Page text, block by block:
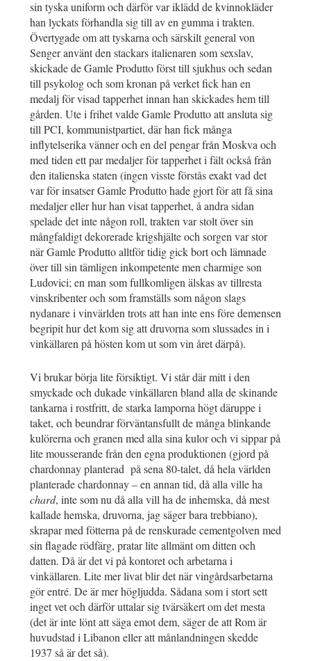
sin tyska uniform och därför var iklädd de kvinnokläder
han lyckats förhandla sig till av en gumma i trakten.
Övertygade om att tyskarna och särskilt general von
Senger använt den stackars italienaren som sexslav,
skickade de Gamle Produtto först till sjukhus och sedan
till psykolog och som kronan på verket fick han en
medalj för visad tapperhet innan han skickades hem till
gården. Ute i frihet valde Gamle Produtto att ansluta sig
till PCI, kommunistpartiet, där han fick många
inflytelserika vänner och en del pengar från Moskva och
med tiden ett par medaljer för tapperhet i fält också från
den italienska staten (ingen visste förstås exakt vad det
var för insatser Gamle Produtto hade gjort för att få sina
medaljer eller hur han visat tapperhet, å andra sidan
spelade det inte någon roll, trakten var stolt över sin
mångfaldigt dekorerade krigshjälte och sorgen var stor
när Gamle Produtto alltför tidig gick bort och lämnade
över till sin tämligen inkompetente men charmige son
Ludovici; en man som fullkomligen älskas av tillresta
vinskribenter och som framställs som någon slags
nydanare i vinvärlden trots att han inte ens före demensen
begripit hur det kom sig att druvorna som slussades in i
vinkällaren på hösten kom ut som vin året därpå).
Vi brukar börja lite försiktigt. Vi står där mitt i den
smyckade och dukade vinkällaren bland alla de skinande
tankarna i rostfritt, de starka lamporna högt däruppe i
taket, och beundrar förväntansfullt de många blinkande
kulörerna och granen med alla sina kulor och vi sippar på
lite mousserande från den egna produktionen (gjord på
chardonnay planterad på sena 80-talet, då hela världen
planterade chardonnay – en annan tid, då alla ville ha
chard, inte som nu då alla vill ha de inhemska, då mest
kallade hemska, druvorna, jag säger bara trebbiano),
skrapar med fötterna på de renskurade cementgolven med
sin flagade rödfärg, pratar lite allmänt om ditten och
datten. Då är det vi på kontoret och arbetarna i
vinkällaren. Lite mer livat blir det när vingårdsarbetarna
gör entré. De är mer högljudda. Sådana som i stort sett
inget vet och därför uttalar sig tvärsäkert om det mesta
(det är inte lönt att säga emot dem, säger de att Rom är
huvudstad i Libanon eller att månlandningen skedde
1937 så är det så).